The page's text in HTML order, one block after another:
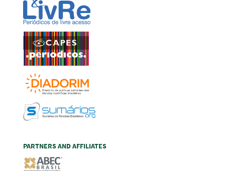
PARTNERS AND AFFILIATES